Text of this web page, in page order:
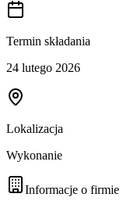
Termin składania
24 lutego 2026
Lokalizacja
Wykonanie
Informacje o firmie